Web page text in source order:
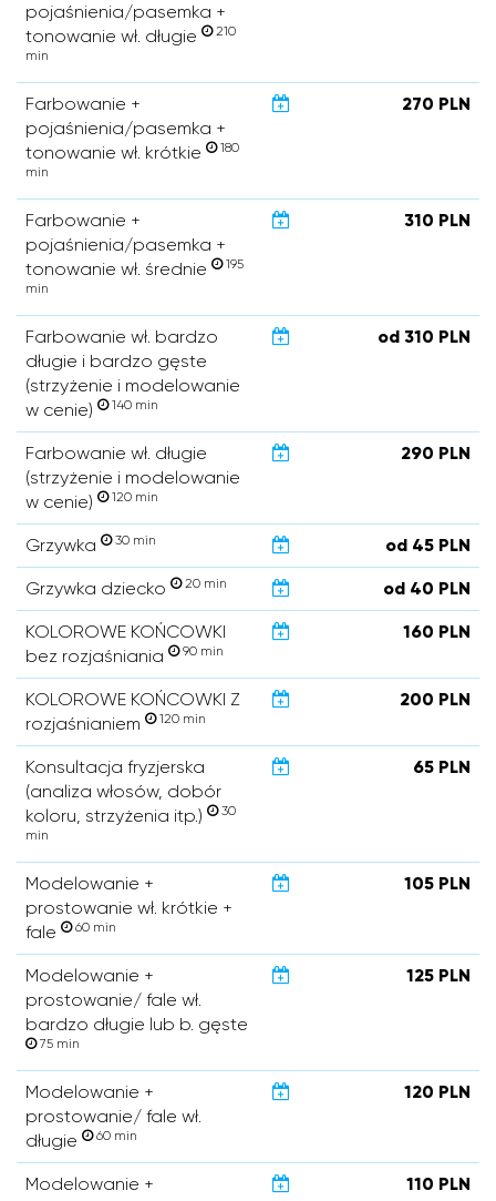
pojaśnienia/pasemka +
tonowanie wł. długie
210
min
Farbowanie +
pojaśnienia/pasemka +
tonowanie wł. krótkie
180
min
270 PLN
Farbowanie +
pojaśnienia/pasemka +
tonowanie wł. średnie
195
min
310 PLN
Farbowanie wł. bardzo
długie i bardzo gęste
(strzyżenie i modelowanie
w cenie)
140 min
od 310 PLN
Farbowanie wł. długie
(strzyżenie i modelowanie
w cenie)
120 min
290 PLN
Grzywka 30 min od 45 PLN
Grzywka dziecko 20 min od 40 PLN
KOLOROWE KOŃCOWKI
bez rozjaśniania
90 min
160 PLN
KOLOROWE KOŃCOWKI Z
rozjaśnianiem
120 min
200 PLN
Konsultacja fryzjerska
(analiza włosów, dobór
koloru, strzyżenia itp.)
30
min
65 PLN
Modelowanie +
prostowanie wł. krótkie +
fale
60 min
105 PLN
Modelowanie +
prostowanie/ fale wł.
bardzo długie lub b. gęste
75 min
125 PLN
Modelowanie +
prostowanie/ fale wł.
długie
60 min
120 PLN
Modelowanie +
110 PLN